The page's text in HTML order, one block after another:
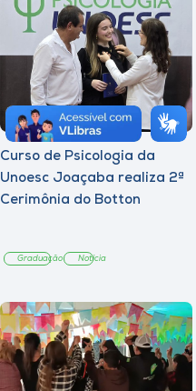
Curso de Psicologia da
Unoesc Joaçaba realiza 2ª
Cerimônia do Botton
Graduação Notícia